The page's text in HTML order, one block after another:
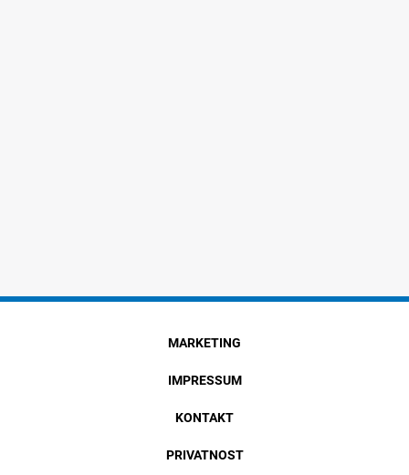
MARKETING
IMPRESSUM
KONTAKT
PRIVATNOST